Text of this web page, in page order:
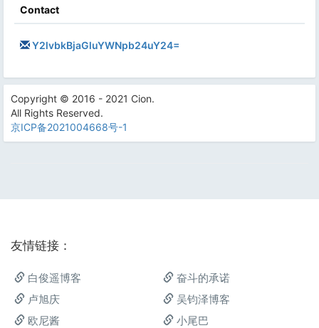
Contact
Y2lvbkBjaGluYWNpb24uY24=
Copyright © 2016 - 2021 Cion.
All Rights Reserved.
京ICP备2021004668号-1
友情链接：
白俊遥博客
奋斗的承诺
卢旭庆
吴钧泽博客
欧尼酱
小尾巴